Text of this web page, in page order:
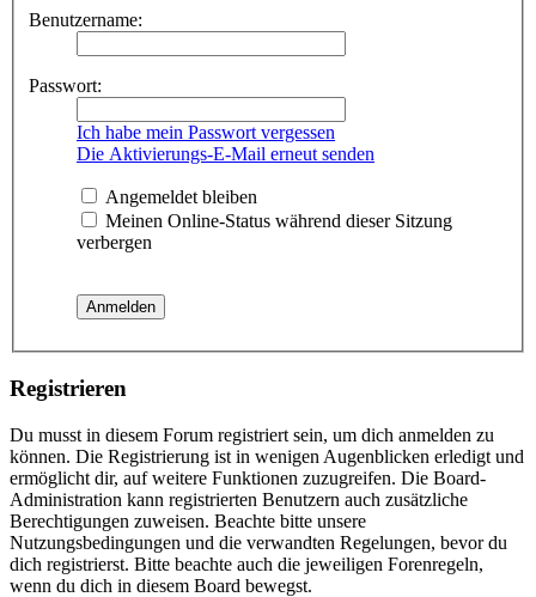
Benutzername:
Passwort:
Ich habe mein Passwort vergessen
Die Aktivierungs-E-Mail erneut senden
Angemeldet bleiben
Meinen Online-Status während dieser Sitzung
verbergen
Registrieren
Du musst in diesem Forum registriert sein, um dich anmelden zu
können. Die Registrierung ist in wenigen Augenblicken erledigt und
ermöglicht dir, auf weitere Funktionen zuzugreifen. Die Board-
Administration kann registrierten Benutzern auch zusätzliche
Berechtigungen zuweisen. Beachte bitte unsere
Nutzungsbedingungen und die verwandten Regelungen, bevor du
dich registrierst. Bitte beachte auch die jeweiligen Forenregeln,
wenn du dich in diesem Board bewegst.